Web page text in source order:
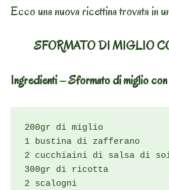
Ecco una nuova ricettina trovata in
SFORMATO DI MIGLIO
Ingredienti – Sformato di miglio
200gr di miglio
1 bustina di zafferano
2 cucchiaini di salsa di
300gr di ricotta
2 scalogni